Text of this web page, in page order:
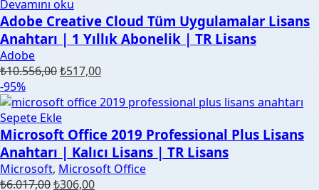
Devamını oku
Adobe Creative Cloud Tüm Uygulamalar Lisans
Anahtarı | 1 Yıllık Abonelik | TR Lisans
Adobe
₺10.556,00Orijinal
₺10.556,00.
₺517,00Şu
fiyat:
-95%
Sepete Ekle
Microsoft Office 2019 Professional Plus Lisans
Anahtarı | Kalıcı Lisans | TR Lisans
Microsoft, Microsoft Office
₺6.017,00Orijinal
₺306,00Şu